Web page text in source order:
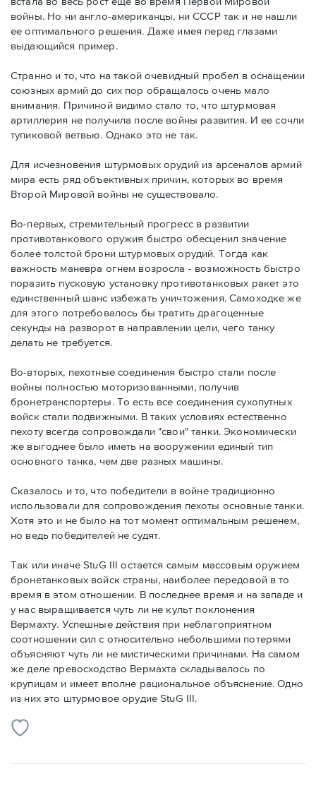
войны. Но ни англо-американцы, ни СССР так и не нашли
ее оптимального решения. Даже имея перед глазами
выдающийся пример.
Странно и то, что на такой очевидный пробел в оснащении
союзных армий до сих пор обращалось очень мало
внимания. Причиной видимо стало то, что штурмовая
артиллерия не получила после войны развития. И ее сочли
тупиковой ветвью. Однако это не так.
Для исчезновения штурмовых орудий из арсеналов армий
мира есть ряд объективных причин, которых во время
Второй Мировой войны не существовало.
Во-первых, стремительный прогресс в развитии
противотанкового оружия быстро обесценил значение
более толстой брони штурмовых орудий. Тогда как
важность маневра огнем возросла - возможность быстро
поразить пусковую установку противотанковых ракет это
единственный шанс избежать уничтожения. Самоходке же
для этого потребовалось бы тратить драгоценные
секунды на разворот в направлении цели, чего танку
делать не требуется.
Во-вторых, пехотные соединения быстро стали после
войны полностью моторизованными, получив
бронетранспортеры. То есть все соединения сухопутных
войск стали подвижными. В таких условиях естественно
пехоту всегда сопровождали "свои" танки. Экономически
же выгоднее было иметь на вооружении единый тип
основного танка, чем две разных машины.
Сказалось и то, что победители в войне традиционно
использовали для сопровождения пехоты основные танки.
Хотя это и не было на тот момент оптимальным решенем,
но ведь победителей не судят.
Так или иначе StuG III остается самым массовым оружием
бронетанковых войск страны, наиболее передовой в то
время в этом отношении. В последнее время и на западе и
у нас выращивается чуть ли не культ поклонения
Вермахту. Успешные действия при неблагоприятном
соотношении сил с относительно небольшими потерями
объясняют чуть ли не мистическими причинами. На самом
же деле превосходство Вермахта складывалось по
крупицам и имеет вполне рациональное объяснение. Одно
из них это штурмовое орудие StuG III.